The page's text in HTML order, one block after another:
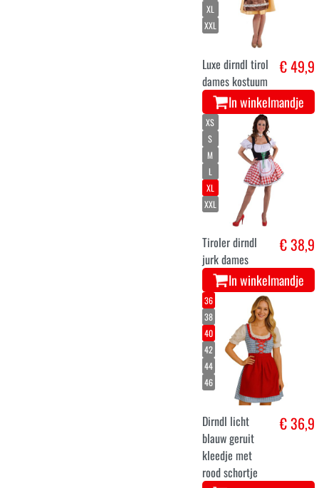
XL
XXL
Luxe dirndl tirol
dames kostuum
€ 49,9
In winkelmandje
XS
S
M
L
XL
XXL
Tiroler dirndl
jurk dames
€ 38,9
In winkelmandje
36
38
40
42
44
46
Dirndl licht
blauw geruit
kleedje met
rood schortje
€ 36,9